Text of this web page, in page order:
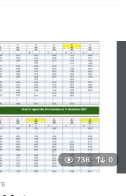
736 0